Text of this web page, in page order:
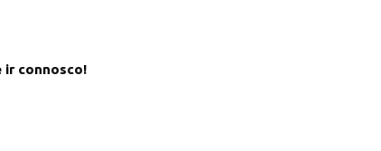
ir connosco!